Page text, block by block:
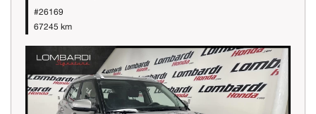
#26169
67245 km